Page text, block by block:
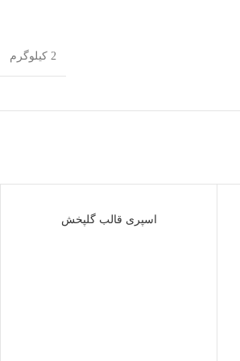
2 کیلوگرم
اسپری قالب گلپخش